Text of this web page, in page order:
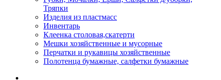
Тряпки
Изделия из пластмасс
Инвентарь
Клеенка столовая,скатерти
Мешки хозяйственные и мусорные
Перчатки и рукавицы хозяйственные
Полотенца бумажные, салфетки бумажные